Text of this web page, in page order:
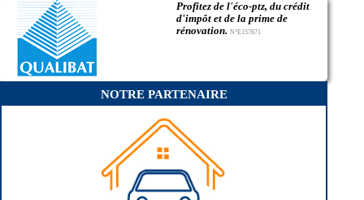
- Entreprise de rénovation immobilière à Ribaute-les-Tavernes
- Entreprise de rénovation immobilière à Sabran
- Entreprise de rénovation immobilière à Saint-Gervasy
- Entreprise de rénovation immobilière à Vézénobres
- Entreprise de rénovation immobilière à Villevieille
- Entreprise de rénovation immobilière à Connaux
- Entreprise de rénovation immobilière à Molières-sur-Cèze
- Entreprise de rénovation immobilière à Sumène
- Entreprise de rénovation immobilière à Comps
- Entreprise de rénovation immobilière à Sainte-Anastasie
- Entreprise de rénovation immobilière à Nages-et-Solorgues
- Entreprise de rénovation immobilière à Sernhac
- Entreprise de rénovation immobilière à Congénies
Profitez de l'éco-ptz, du crédit
d'impôt et de la prime de
rénovation. N°E157671
NOTRE PARTENAIRE